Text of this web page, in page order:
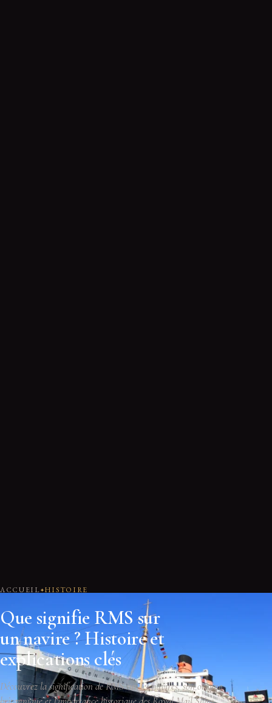
ACCUEIL HISTOIRE
Que signifie RMS sur
un navire ? Histoire et
explications clés
Découvrez la signification de RMS sur les navires, son origine